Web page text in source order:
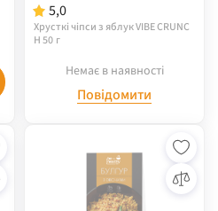
5,0
Хрусткі чіпси з яблук VIBE CRUNC
H 50 г
Немає в наявності
Повідомити